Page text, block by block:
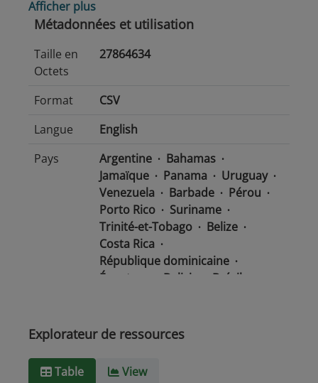
Afficher plus
Métadonnées et utilisation
Taille en
Octets
27864634
Format
CSV
Langue
English
Pays
Argentine
Bahamas
Jamaïque
Panama
Uruguay
Venezuela
Barbade
Pérou
Porto Rico
Suriname
Trinité-et-Tobago
Belize
Costa Rica
République dominicaine
Équateur
Bolivie
Brésil
Guatemala
Guyana
Type de
text/csv
Explorateur de ressources
Table View